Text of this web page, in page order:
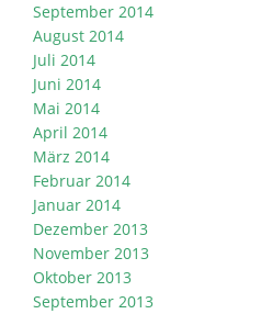
September 2014
August 2014
Juli 2014
Juni 2014
Mai 2014
April 2014
März 2014
Februar 2014
Januar 2014
Dezember 2013
November 2013
Oktober 2013
September 2013